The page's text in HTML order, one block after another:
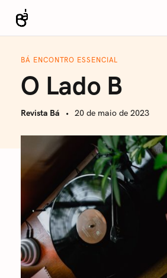
i
Revista Bá
BÁ ENCONTRO ESSENCIAL
O Lado B
Revista Bá 20 de maio de 2023